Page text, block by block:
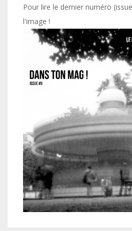
Pour lire le dernier numéro
l'image !